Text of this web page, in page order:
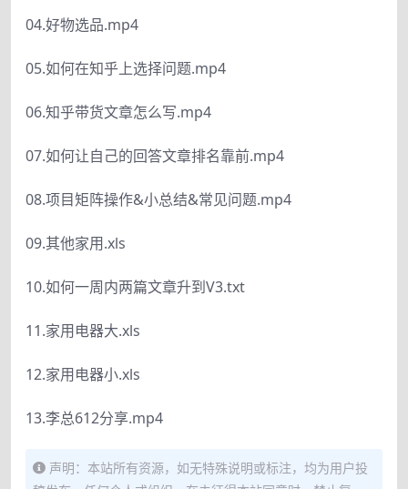
04.好物选品.mp4
05.如何在知乎上选择问题.mp4
06.知乎带货文章怎么写.mp4
07.如何让自己的回答文章排名靠前.mp4
08.项目矩阵操作&小总结&常见问题.mp4
09.其他家用.xls
10.如何一周内两篇文章升到V3.txt
11.家用电器大.xls
12.家用电器小.xls
13.李总612分享.mp4
声明：本站所有资源，如无特殊说明或标注，均为用户投